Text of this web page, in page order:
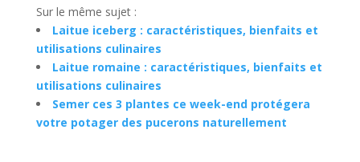
Sur le même sujet :
Laitue iceberg : caractéristiques, bienfaits et
utilisations culinaires
Laitue romaine : caractéristiques, bienfaits et
utilisations culinaires
Semer ces 3 plantes ce week-end protégera
votre potager des pucerons naturellement